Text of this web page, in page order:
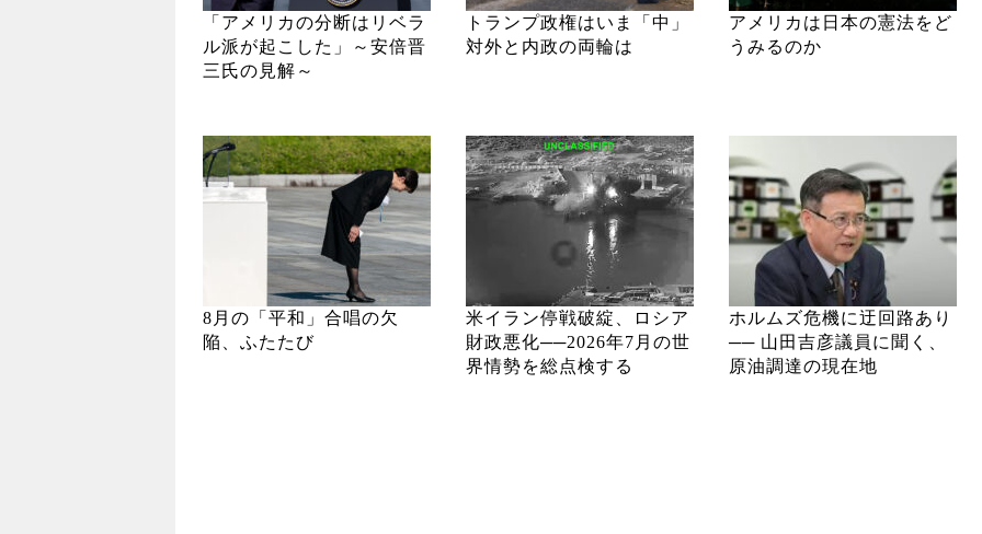
「アメリカの分断はリベラ
ル派が起こした」～安倍晋
三氏の見解～
トランプ政権はいま「中」
対外と内政の両輪は
アメリカは日本の憲法をど
うみるのか
8月の「平和」合唱の欠
陥、ふたたび
米イラン停戦破綻、ロシア
財政悪化──2026年7月の世
界情勢を総点検する
ホルムズ危機に迂回路あり
── 山田吉彦議員に聞く、
原油調達の現在地